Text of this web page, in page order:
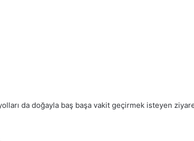
da doğayla baş başa vakit geçirmek isteyen